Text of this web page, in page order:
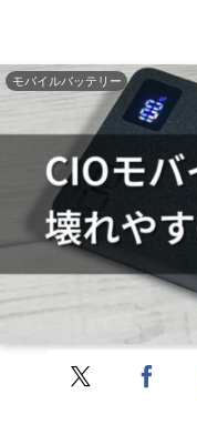
モバイルバッテリー